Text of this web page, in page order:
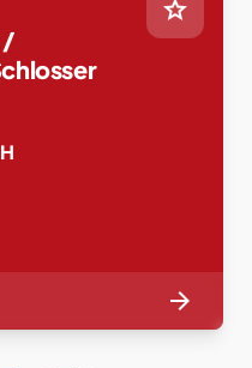
star
/
arrow_forward